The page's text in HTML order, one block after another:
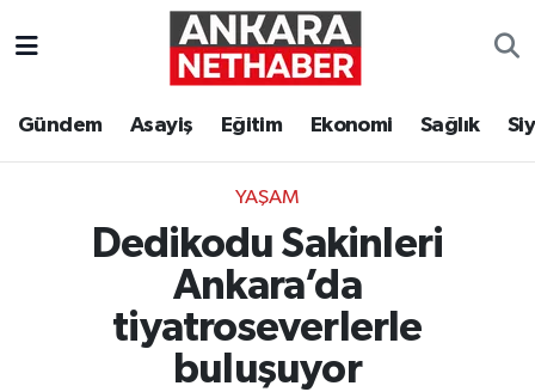
Gündem Asayiş Eğitim Ekonomi Sağlık
YAŞAM
Dedikodu Sakinleri
Ankara’da
tiyatroseverlerle
buluşuyor
Gündem
Ankara Hava Durumu
Süper Lig Puan Durumu ve Fikstür
Tüm Manşetler
Son Dakika Haberleri